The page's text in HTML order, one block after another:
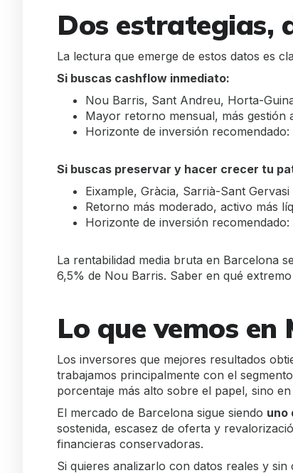
Dos estrategias,
La lectura que emerge de estos datos es
Si buscas cashflow inmediato:
Nou Barris, Sant Andreu, Horta-
Mayor retorno mensual, más gestión
Horizonte de inversión recomendado:
Si buscas preservar y hacer crecer tu
Eixample, Gràcia, Sarrià-Sant Gervasi
Retorno más moderado, activo más
Horizonte de inversión recomendado:
La rentabilidad media bruta en Barcelona
6,5% de Nou Barris. Saber en qué
Lo que vemos
Los inversores que mejores resultados
trabajamos principalmente con el
porcentaje más alto sobre el papel, sino
El mercado de Barcelona sigue siendo uno
sostenida, escasez de oferta y
financieras conservadoras.
Si quieres analizarlo con datos reales y sin